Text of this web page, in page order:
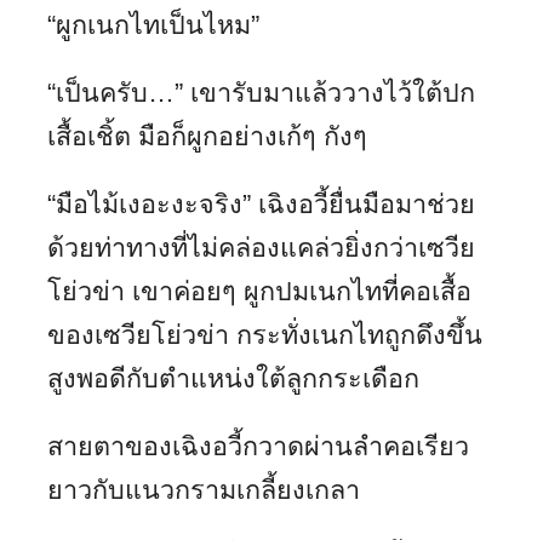
“ผูกเนกไทเป็นไหม”
“เป็นครับ…” เขารับมาแล้ววางไว้ใต้ปก
เสื้อเชิ้ต มือก็ผูกอย่างเก้ๆ กังๆ
“มือไม้เงอะงะจริง” เฉิงอวี้ยื่นมือมาช่วย
ด้วยท่าทางที่ไม่คล่องแคล่วยิ่งกว่าเซวีย
โย่วข่า เขาค่อยๆ ผูกปมเนกไทที่คอเสื้อ
ของเซวียโย่วข่า กระทั่งเนกไทถูกดึงขึ้น
สูงพอดีกับตำแหน่งใต้ลูกกระเดือก
สายตาของเฉิงอวี้กวาดผ่านลำคอเรียว
ยาวกับแนวกรามเกลี้ยงเกลา